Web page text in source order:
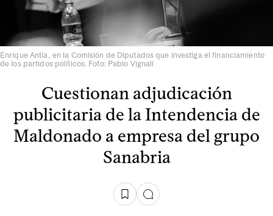
Enrique Antía, en la Comisión de Diputados que investiga el financiamiento
de los partidos políticos. Foto: Pablo Vignali
Cuestionan adjudicación
publicitaria de la Intendencia de
Maldonado a empresa del grupo
Sanabria